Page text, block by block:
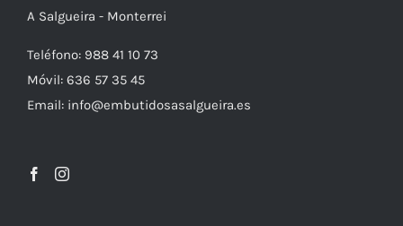
A Salgueira - Monterrei
Teléfono: 988 41 10 73
Móvil: 636 57 35 45
Email: info@embutidosasalgueira.es